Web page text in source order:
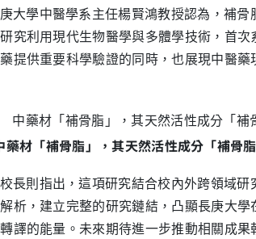
大學中醫學系主任楊賢鴻教授認為，補
究利用現代生物醫學與多體學技術，首
提供重要科學驗證的同時，也展現中醫藥
藥材「補骨脂」，其天然活性成分「補骨
長則指出，這項研究結合校內外跨領域
析，建立完整的研究鏈結，凸顯長庚大
譯的能量。未來期待進一步推動相關成